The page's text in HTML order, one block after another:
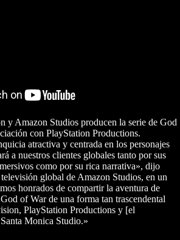
y Amazon Studios producen la serie de God
con PlayStation Productions.
atractiva y centrada en los personajes
a nuestros clientes globales tanto por sus
como por su rica narrativa», dijo
global de Amazon Studios, en un
honrados de compartir la aventura de
of War de una forma tan trascendental
PlayStation Productions y [el
Monica Studio.»